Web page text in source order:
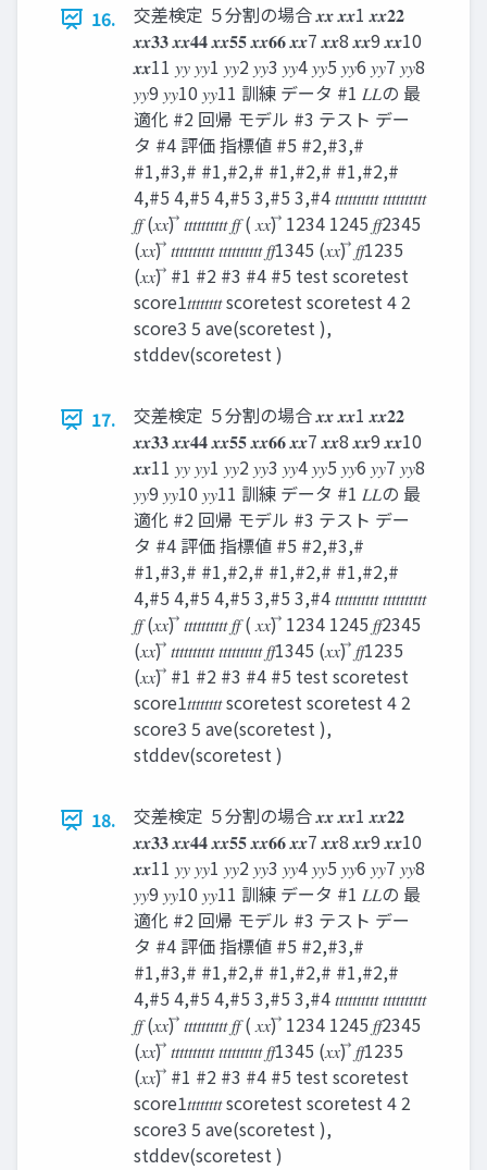
16.
交差検定 ５分割の場合 𝒙𝒙 𝒙𝒙1 𝒙𝒙𝟐𝟐
𝒙𝒙𝟑𝟑 𝒙𝒙𝟒𝟒 𝒙𝒙𝟓𝟓 𝒙𝒙𝟔𝟔 𝒙𝒙7 𝒙𝒙8 𝒙𝒙9 𝒙𝒙10
𝒙𝒙11 𝑦𝑦 𝑦𝑦1 𝑦𝑦2 𝑦𝑦3 𝑦𝑦4 𝑦𝑦5 𝑦𝑦6 𝑦𝑦7 𝑦𝑦8
𝑦𝑦9 𝑦𝑦10 𝑦𝑦11 訓練 データ #1 𝐿𝐿の 最
適化 #2 回帰 モデル #3 テスト デー
タ #4 評価 指標値 #5 #2,#3,#
#1,#3,# #1,#2,# #1,#2,# #1,#2,#
4,#5 4,#5 4,#5 3,#5 3,#4 𝑡𝑡𝑡𝑡𝑡𝑡𝑡𝑡𝑡𝑡 𝑡𝑡𝑡𝑡𝑡𝑡𝑡𝑡𝑡𝑡
𝑓𝑓 (𝑥𝑥) ⃗ 𝑡𝑡𝑡𝑡𝑡𝑡𝑡𝑡𝑡𝑡 𝑓𝑓 ( 𝑥𝑥) ⃗ 1234 1245 𝑓𝑓2345
(𝑥𝑥) ⃗ 𝑡𝑡𝑡𝑡𝑡𝑡𝑡𝑡𝑡𝑡 𝑡𝑡𝑡𝑡𝑡𝑡𝑡𝑡𝑡𝑡 𝑓𝑓1345 (𝑥𝑥) ⃗ 𝑓𝑓1235
(𝑥𝑥) ⃗ #1 #2 #3 #4 #5 test scoretest
score1𝑡𝑡𝑡𝑡𝑡𝑡𝑡𝑡 scoretest scoretest 4 2
score3 5 ave(scoretest ),
stddev(scoretest )
17.
交差検定 ５分割の場合 𝒙𝒙 𝒙𝒙1 𝒙𝒙𝟐𝟐
𝒙𝒙𝟑𝟑 𝒙𝒙𝟒𝟒 𝒙𝒙𝟓𝟓 𝒙𝒙𝟔𝟔 𝒙𝒙7 𝒙𝒙8 𝒙𝒙9 𝒙𝒙10
𝒙𝒙11 𝑦𝑦 𝑦𝑦1 𝑦𝑦2 𝑦𝑦3 𝑦𝑦4 𝑦𝑦5 𝑦𝑦6 𝑦𝑦7 𝑦𝑦8
𝑦𝑦9 𝑦𝑦10 𝑦𝑦11 訓練 データ #1 𝐿𝐿の 最
適化 #2 回帰 モデル #3 テスト デー
タ #4 評価 指標値 #5 #2,#3,#
#1,#3,# #1,#2,# #1,#2,# #1,#2,#
4,#5 4,#5 4,#5 3,#5 3,#4 𝑡𝑡𝑡𝑡𝑡𝑡𝑡𝑡𝑡𝑡 𝑡𝑡𝑡𝑡𝑡𝑡𝑡𝑡𝑡𝑡
𝑓𝑓 (𝑥𝑥) ⃗ 𝑡𝑡𝑡𝑡𝑡𝑡𝑡𝑡𝑡𝑡 𝑓𝑓 ( 𝑥𝑥) ⃗ 1234 1245 𝑓𝑓2345
(𝑥𝑥) ⃗ 𝑡𝑡𝑡𝑡𝑡𝑡𝑡𝑡𝑡𝑡 𝑡𝑡𝑡𝑡𝑡𝑡𝑡𝑡𝑡𝑡 𝑓𝑓1345 (𝑥𝑥) ⃗ 𝑓𝑓1235
(𝑥𝑥) ⃗ #1 #2 #3 #4 #5 test scoretest
score1𝑡𝑡𝑡𝑡𝑡𝑡𝑡𝑡 scoretest scoretest 4 2
score3 5 ave(scoretest ),
stddev(scoretest )
18.
交差検定 ５分割の場合 𝒙𝒙 𝒙𝒙1 𝒙𝒙𝟐𝟐
𝒙𝒙𝟑𝟑 𝒙𝒙𝟒𝟒 𝒙𝒙𝟓𝟓 𝒙𝒙𝟔𝟔 𝒙𝒙7 𝒙𝒙8 𝒙𝒙9 𝒙𝒙10
𝒙𝒙11 𝑦𝑦 𝑦𝑦1 𝑦𝑦2 𝑦𝑦3 𝑦𝑦4 𝑦𝑦5 𝑦𝑦6 𝑦𝑦7 𝑦𝑦8
𝑦𝑦9 𝑦𝑦10 𝑦𝑦11 訓練 データ #1 𝐿𝐿の 最
適化 #2 回帰 モデル #3 テスト デー
タ #4 評価 指標値 #5 #2,#3,#
#1,#3,# #1,#2,# #1,#2,# #1,#2,#
4,#5 4,#5 4,#5 3,#5 3,#4 𝑡𝑡𝑡𝑡𝑡𝑡𝑡𝑡𝑡𝑡 𝑡𝑡𝑡𝑡𝑡𝑡𝑡𝑡𝑡𝑡
𝑓𝑓 (𝑥𝑥) ⃗ 𝑡𝑡𝑡𝑡𝑡𝑡𝑡𝑡𝑡𝑡 𝑓𝑓 ( 𝑥𝑥) ⃗ 1234 1245 𝑓𝑓2345
(𝑥𝑥) ⃗ 𝑡𝑡𝑡𝑡𝑡𝑡𝑡𝑡𝑡𝑡 𝑡𝑡𝑡𝑡𝑡𝑡𝑡𝑡𝑡𝑡 𝑓𝑓1345 (𝑥𝑥) ⃗ 𝑓𝑓1235
(𝑥𝑥) ⃗ #1 #2 #3 #4 #5 test scoretest
score1𝑡𝑡𝑡𝑡𝑡𝑡𝑡𝑡 scoretest scoretest 4 2
score3 5 ave(scoretest ),
stddev(scoretest )